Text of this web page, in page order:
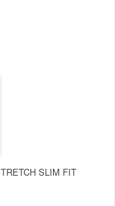
SLIM FIT